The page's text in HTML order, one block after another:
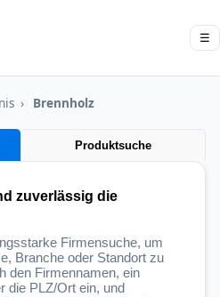
☰
› Brennholz
Produktsuche
zuverlässig die
Firmensuche, um
Branche oder Standort zu
den Firmennamen, ein
die PLZ/Ort ein, und